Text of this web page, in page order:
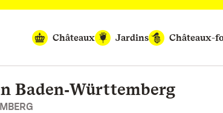
Châteaux
Jardins Châteaux-
Baden‑Württemberg